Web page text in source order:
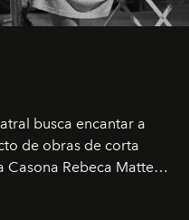
busca encantar a
de obras de corta
Casona Rebeca Matte
son limpias; ponen el